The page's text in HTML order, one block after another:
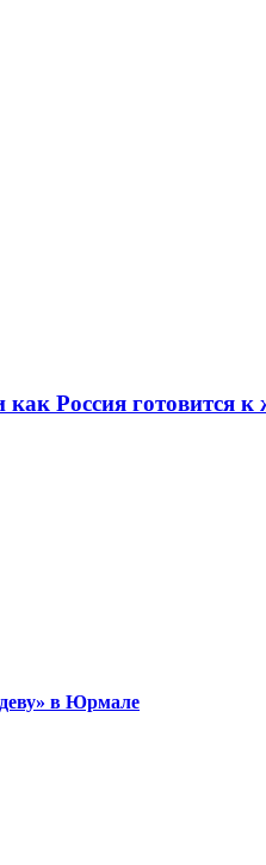
Россия готовится к
в Юрмале